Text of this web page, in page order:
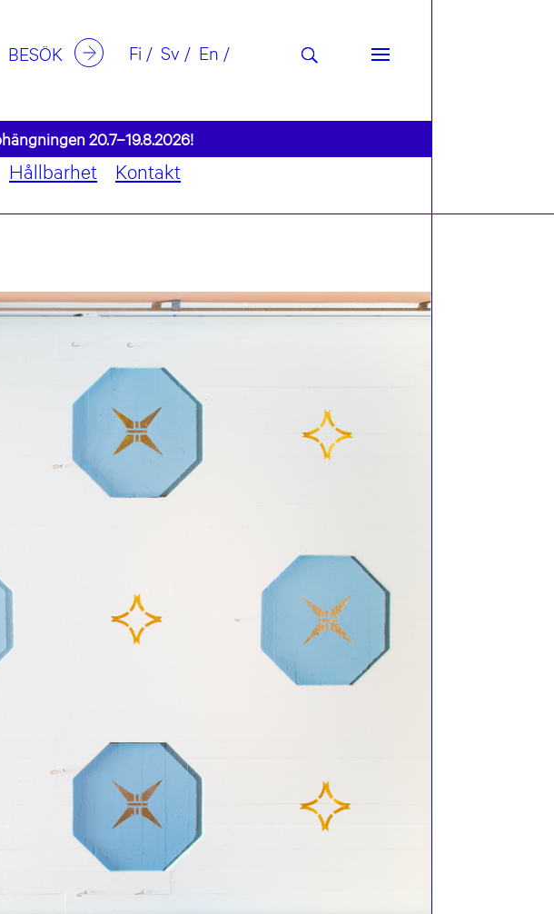
BESÖK Fi Sv En
20.7–19.8.2026!
Hållbarhet Kontakt